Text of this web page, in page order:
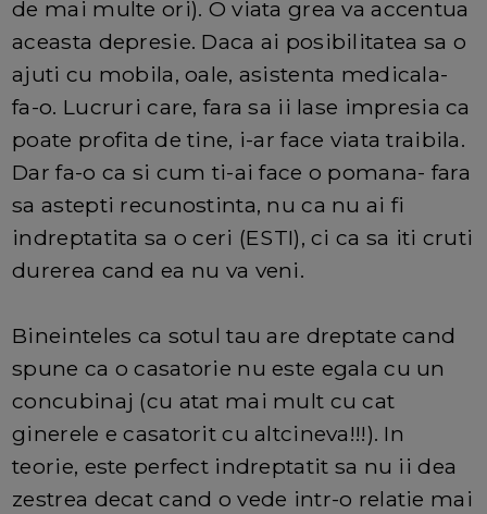
de mai multe ori). O viata grea va accentua
aceasta depresie. Daca ai posibilitatea sa o
ajuti cu mobila, oale, asistenta medicala-
fa-o. Lucruri care, fara sa ii lase impresia ca
poate profita de tine, i-ar face viata traibila.
Dar fa-o ca si cum ti-ai face o pomana- fara
sa astepti recunostinta, nu ca nu ai fi
indreptatita sa o ceri (ESTI), ci ca sa iti cruti
durerea cand ea nu va veni.
Bineinteles ca sotul tau are dreptate cand
spune ca o casatorie nu este egala cu un
concubinaj (cu atat mai mult cu cat
ginerele e casatorit cu altcineva!!!). In
teorie, este perfect indreptatit sa nu ii dea
zestrea decat cand o vede intr-o relatie mai